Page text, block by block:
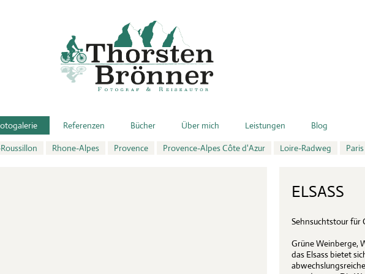
Referenzen Bücher Über mich Leistungen Blog
Rhone-Alpes Provence Provence-Alpes Côte d'Azur Loire-Radweg
ELSASS
Sehnsuchtstour für
Grüne Weinberge,
das Elsass bietet